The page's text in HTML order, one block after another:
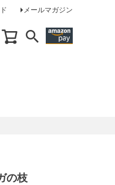
メールマガジン
の枝